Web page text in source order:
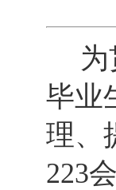
毕业
理、
223